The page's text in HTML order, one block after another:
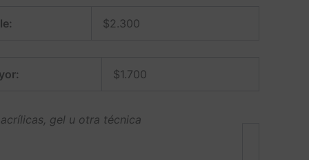
$2.300
$1.700
gel u otra técnica